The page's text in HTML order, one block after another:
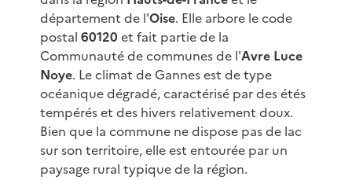
département de l'Oise. Elle arbore le code
postal 60120 et fait partie de la
Communauté de communes de l'Avre Luce
Noye. Le climat de Gannes est de type
océanique dégradé, caractérisé par des étés
tempérés et des hivers relativement doux.
Bien que la commune ne dispose pas de lac
sur son territoire, elle est entourée par un
paysage rural typique de la région.